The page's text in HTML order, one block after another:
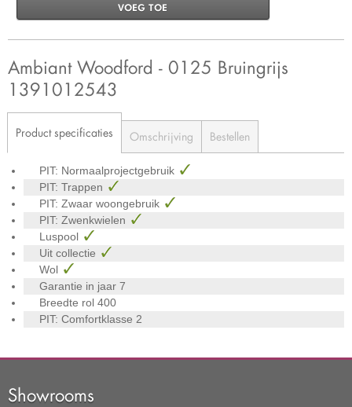
VOEG TOE
Ambiant Woodford - 0125 Bruingrijs
1391012543
Product specificaties Omschrijving Bestellen
PIT: Normaalprojectgebruik
PIT: Trappen
PIT: Zwaar woongebruik
PIT: Zwenkwielen
Luspool
Uit collectie
Wol
Garantie in jaar 7
Breedte rol 400
PIT: Comfortklasse 2
Showrooms